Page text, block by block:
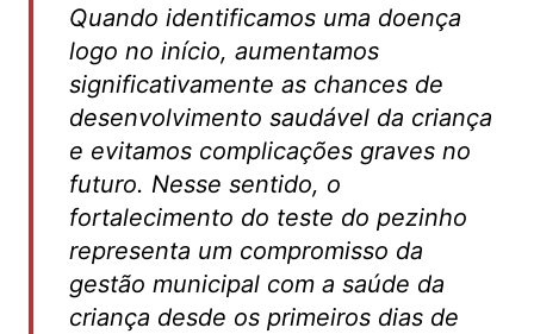
Quando identificamos uma doença
logo no início, aumentamos
significativamente as chances de
desenvolvimento saudável da criança
e evitamos complicações graves no
futuro. Nesse sentido, o
fortalecimento do teste do pezinho
representa um compromisso da
gestão municipal com a saúde da
criança desde os primeiros dias de